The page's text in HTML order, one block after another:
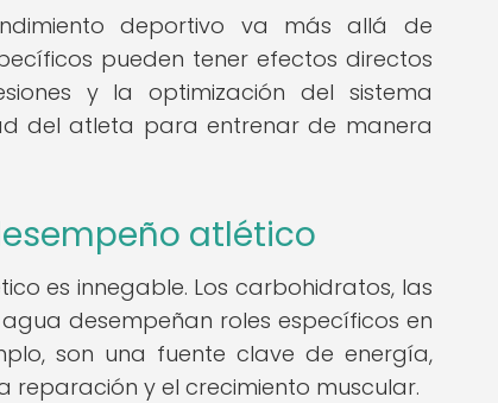
deportivo va más allá de
pueden tener efectos directos
y la optimización del sistema
del atleta para entrenar de manera
atlético
es innegable. Los carbohidratos, las
desempeñan roles específicos en
son una fuente clave de energía,
y el crecimiento muscular.